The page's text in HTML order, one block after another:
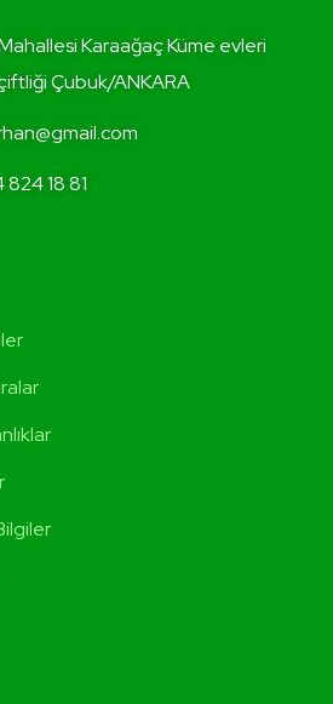
Karaağaç Küme evleri
Çubuk/ANKARA
18 81